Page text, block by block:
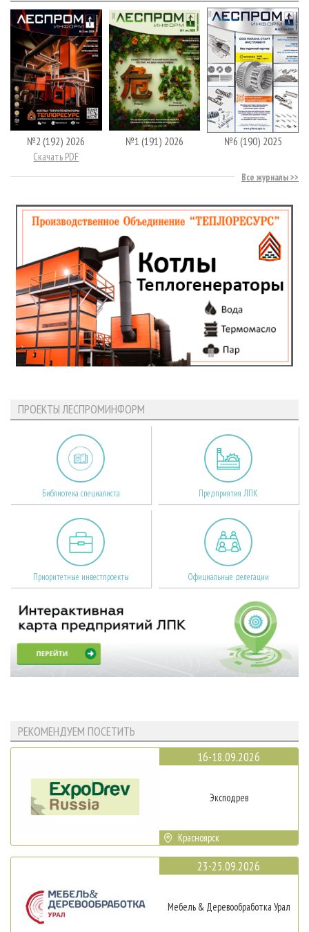
№2 (192) 2026
Скачать PDF
№1 (191) 2026 №6 (190) 2025
Все журналы
ПРОЕКТЫ ЛЕСПРОМИНФОРМ
Библиотека специалиста Предприятия ЛПК
Приоритетные инвестпроекты Официальные делегации
РЕКОМЕНДУЕМ ПОСЕТИТЬ
16-18.09.2026
Эксподрев
Красноярск
23-25.09.2026
Мебель & Деревообработка Урал